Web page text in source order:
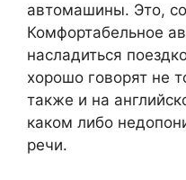
автомашины. Это,
Комфортабельное
насладиться
хорошо говорят не
также и на
каком либо
речи.